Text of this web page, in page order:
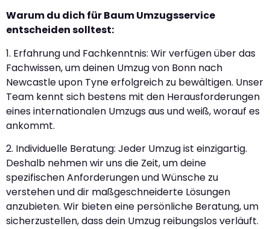
Warum du dich für Baum Umzugsservice
entscheiden solltest:
1. Erfahrung und Fachkenntnis: Wir verfügen über das
Fachwissen, um deinen Umzug von Bonn nach
Newcastle upon Tyne erfolgreich zu bewältigen. Unser
Team kennt sich bestens mit den Herausforderungen
eines internationalen Umzugs aus und weiß, worauf es
ankommt.
2. Individuelle Beratung: Jeder Umzug ist einzigartig.
Deshalb nehmen wir uns die Zeit, um deine
spezifischen Anforderungen und Wünsche zu
verstehen und dir maßgeschneiderte Lösungen
anzubieten. Wir bieten eine persönliche Beratung, um
sicherzustellen, dass dein Umzug reibungslos verläuft.